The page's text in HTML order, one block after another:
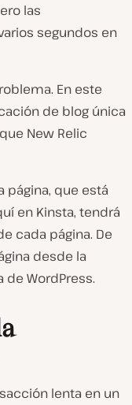
las
segundos en
En este
de blog única
New Relic
página, que está
en Kinsta, tendrá
cada página. De
desde la
de WordPress.
lenta en un